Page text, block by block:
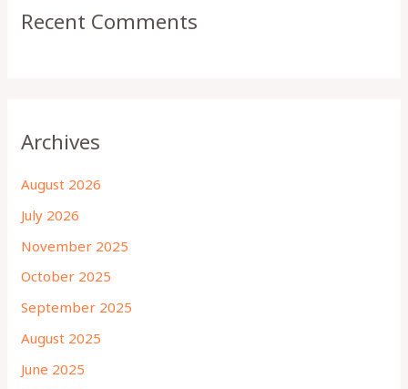
Recent Comments
Archives
August 2026
July 2026
November 2025
October 2025
September 2025
August 2025
June 2025